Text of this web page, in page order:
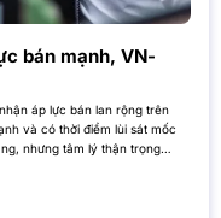
bán mạnh, VN-
áp lực bán lan rộng trên
và có thời điểm lùi sát mốc
nhưng tâm lý thận trọng